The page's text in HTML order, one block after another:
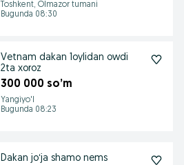
Toshkent, Olmazor tumani
Bugunda 08:30
Vetnam dakan 1oylidan owdi
2ta xoroz
300 000 so’m
Yangiyo'l
Bugunda 08:23
Dakan joʻja shamo nems